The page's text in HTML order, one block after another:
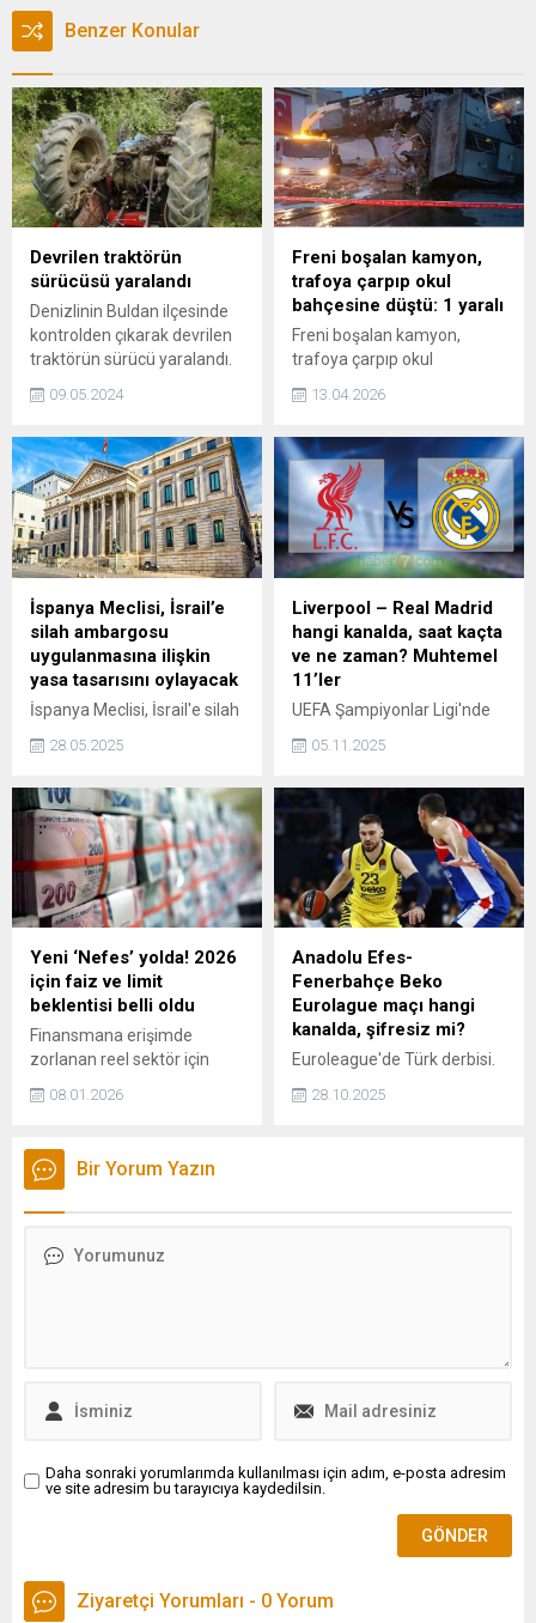
Benzer Konular
Devrilen traktörün
sürücüsü yaralandı
Denizlinin Buldan ilçesinde
kontrolden çıkarak devrilen
traktörün sürücü yaralandı.
09.05.2024
Freni boşalan kamyon,
trafoya çarpıp okul
bahçesine düştü: 1 yaralı
Freni boşalan kamyon,
trafoya çarpıp okul
13.04.2026
İspanya Meclisi, İsrail’e
silah ambargosu
uygulanmasına ilişkin
yasa tasarısını oylayacak
İspanya Meclisi, İsrail'e silah
ilişkin yasa tasarısını oylama
28.05.2025
Liverpool – Real Madrid
hangi kanalda, saat kaçta
ve ne zaman? Muhtemel
11’ler
UEFA Şampiyonlar Ligi'nde
futbolunun iki önemli kulübü
Anfield'da kozlarını
paylaşacak. Karşılaşmada
Arda Güler'in ilk 11'de
başlayıp başlamayacağı
merak ediliyor. Peki,
Liverpool - Real Madrid
hangi kanalda, saat kaçta ve
ne zaman?
05.11.2025
Yeni ‘Nefes’ yolda! 2026
için faiz ve limit
beklentisi belli oldu
Finansmana erişimde
zorlanan reel sektör için
Kredisi paketi hazırlanıyor.
pakette faizin yüzde 30'un
altına inmesi ve limitin 30
08.01.2026
Anadolu Efes-
Fenerbahçe Beko
Eurolague maçı hangi
kanalda, şifresiz mi?
Euroleague'de Türk derbisi.
Beko THY Euroleague maçı
28.10.2025
Bir Yorum Yazın
Daha sonraki yorumlarımda kullanılması için adım, e-posta adresim
ve site adresim bu tarayıcıya kaydedilsin.
Ziyaretçi Yorumları - 0 Yorum